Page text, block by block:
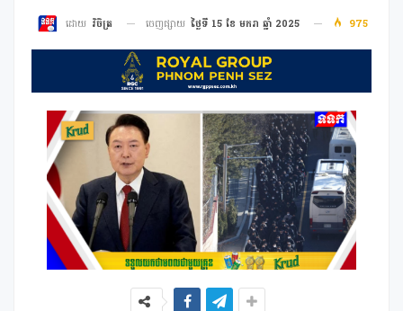
ដោយ វិចិត្រ ចេញផ្សាយ ថ្ងៃទី 15 ខែ មករា ឆ្នាំ 2025 975